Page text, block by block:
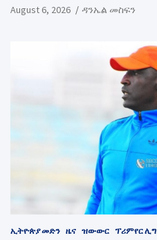
August 6, 2026 ዳንኤል መስፍን
ኢትዮጵያ መድን ዜና ዝውውር ፕሪምየር ሊግ